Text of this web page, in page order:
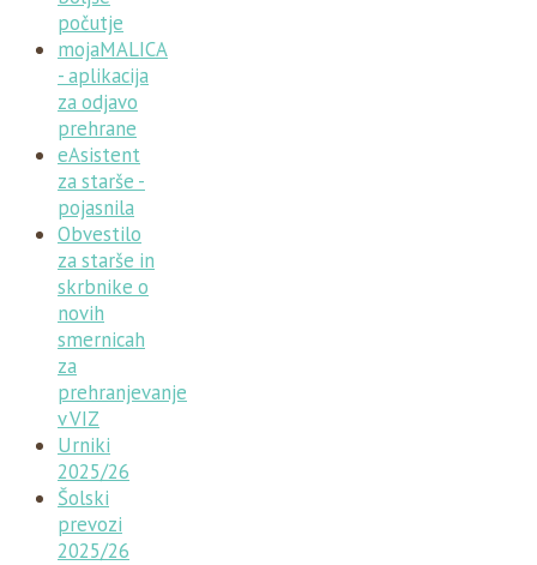
počutje
mojaMALICA
- aplikacija
za odjavo
prehrane
eAsistent
za starše -
pojasnila
Obvestilo
za starše in
skrbnike o
novih
smernicah
za
prehranjevanje
v VIZ
Urniki
2025/26
Šolski
prevozi
2025/26